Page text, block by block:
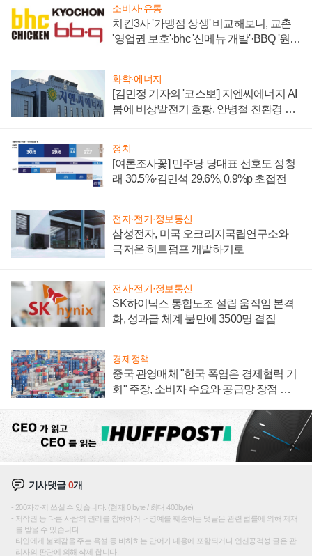
소비자·유통
치킨3사 '가맹점 상생' 비교해보니, 교촌
'영업권 보호'·bhc '신메뉴 개발'·BBQ '원가
화학·에너지
[김민정 기자의 '코스뽀'] 지엔씨에너지 AI
붐에 비상발전기 호황, 안병철 친환경 에
정치
[여론조사꽃] 민주당 당대표 선호도 정청
래 30.5%·김민석 29.6%, 0.9%p 초접전
전자·전기·정보통신
삼성전자, 미국 오크리지국립연구소와
극저온 히트펌프 개발하기로
전자·전기·정보통신
SK하이닉스 통합노조 설립 움직임 본격
화, 성과급 체계 불만에 3500명 결집
경제정책
중국 관영매체 "한국 폭염은 경제협력 기
회" 주장, 소비자 수요와 공급망 장점 강
기사댓글0개
200자까지 쓰실 수 있습니다. (현재 0 byte / 최대 400byte)
저작권 등 다른 사람의 권리를 침해하거나 명예를 훼손하는 댓글은 관련 법률에 의해 제재
를 받을 수 있습니다.
타인에게 불쾌감을 주는 욕설 등 비하하는 단어가 내용에 포함되거나 인신공격성 글은 관
리자의 판단에 의해 삭제 합니다.